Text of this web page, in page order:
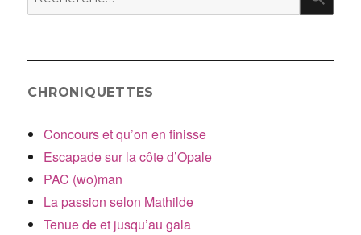
pour
CHRONIQUETTES
Concours et qu’on en finisse
Escapade sur la côte d’Opale
PAC (wo)man
La passion selon Mathilde
Tenue de et jusqu’au gala